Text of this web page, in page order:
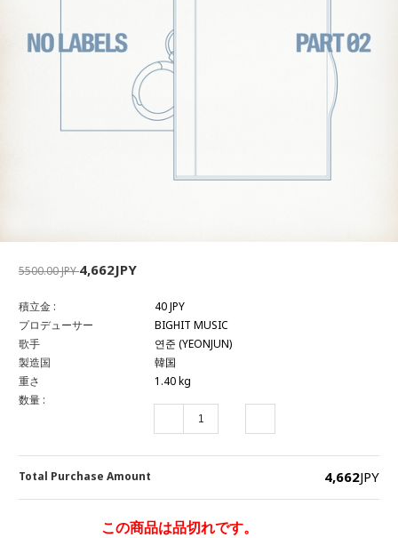
5500.00 JPY4,662JPY
積立金 :
40 JPY
プロデューサー
BIGHIT MUSIC
歌手
연준 (YEONJUN)
製造国
韓国
重さ
1.40 kg
数量 :
Total Purchase Amount 4,662JPY
この商品は品切れです。